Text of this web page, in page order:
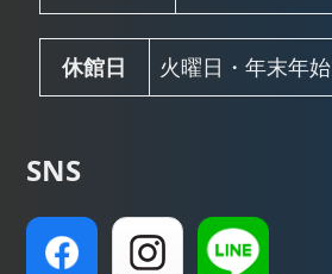
休館日 火曜日・年末年始
SNS